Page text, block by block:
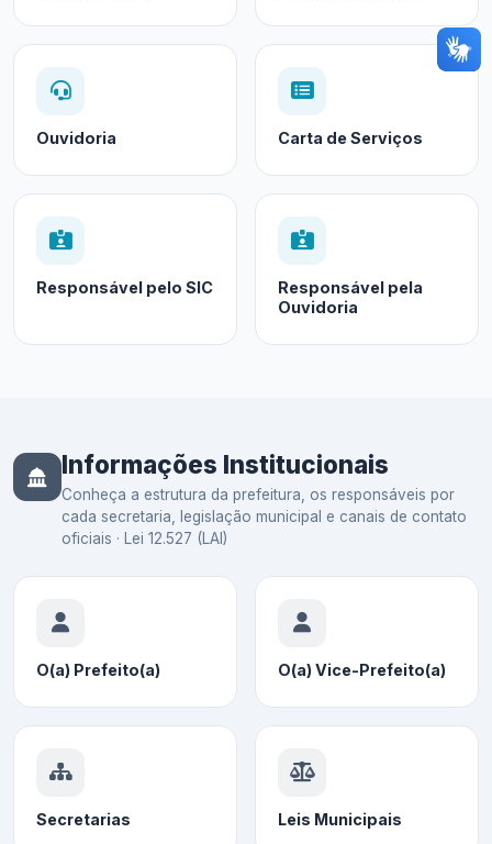
Ouvidoria Carta de Serviços
Responsável pelo SIC
Responsável pela
Ouvidoria
Informações Institucionais
Conheça a estrutura da prefeitura, os responsáveis por
cada secretaria, legislação municipal e canais de contato
oficiais · Lei 12.527 (LAI)
O(a) Prefeito(a) O(a) Vice-Prefeito(a)
Secretarias Leis Municipais